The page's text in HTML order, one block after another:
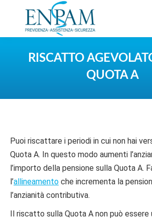
RISCATTO
QUOTA A
Puoi riscattare i periodi in cui non hai
Quota A. In questo modo aumenti
l’importo della pensione sulla Quota A.
l’allineamento che incrementa la
l’anzianità contributiva.
Il riscatto sulla Quota A non può